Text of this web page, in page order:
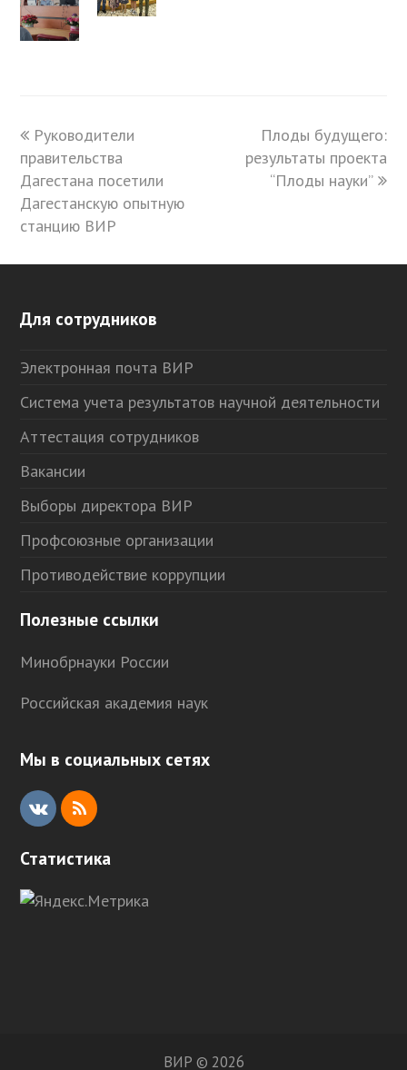
previous
post:
Руководители
правительства
Дагестана посетили
Дагестанскую опытную
станцию ВИР
next
post:
Плоды будущего:
результаты проекта
“Плоды науки”
Для сотрудников
Электронная почта ВИР
Система учета результатов научной деятельности
Аттестация сотрудников
Вакансии
Выборы директора ВИР
Профсоюзные организации
Противодействие коррупции
Полезные ссылки
Минобрнауки России
Российская академия наук
Мы в социальных сетях
V
R
Статистика
ВИР © 2026